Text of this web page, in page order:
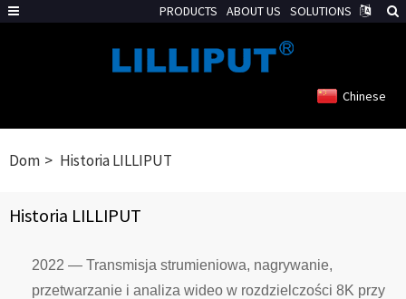
Chinese
Dom Historia LILLIPUT
Historia LILLIPUT
2022 — Transmisja strumieniowa, nagrywanie,
przetwarzanie i analiza wideo w rozdzielczości 8K przy
PRODUCTS ABOUT US SOLUTIONS